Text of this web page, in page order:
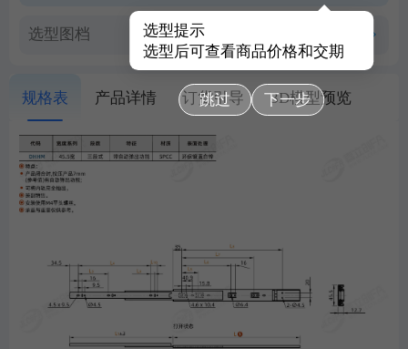
选型提示
选型后可查看商品价格和交期
跳过 下一步
选型图档
规格表 产品详情 订货引导 3D模型预览